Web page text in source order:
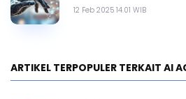
12 Feb 2025 14.01 WIB
ARTIKEL TERPOPULER TERKAIT AI